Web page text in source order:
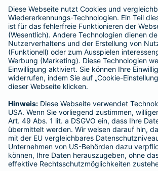
BELIEBTE SEITEN
Kranken-
Tierversicherungen
Haftpflichtversicherung
Hausratversicherung
Adresse ändern
Schaden melden
Kilometerstandsmeldung
Serviceübersicht